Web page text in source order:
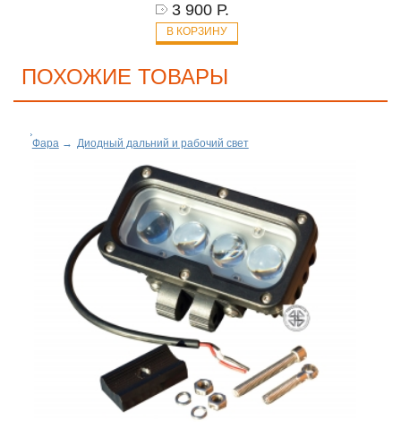
3 900 Р.
В КОРЗИНУ
ПОХОЖИЕ ТОВАРЫ
Фара→ Диодный дальний и рабочий свет